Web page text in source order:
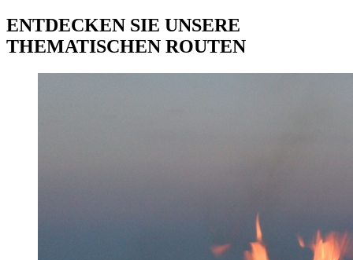
ENTDECKEN SIE UNSERE
THEMATISCHEN ROUTEN